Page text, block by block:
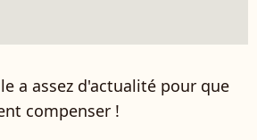
a assez d'actualité pour que
compenser !